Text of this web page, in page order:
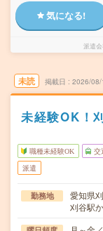
気になる!
派遣会
未読 掲載日 2026/08/
未経験OK！
職種未経験OK 交
派遣
勤務地
愛知県
刈谷駅